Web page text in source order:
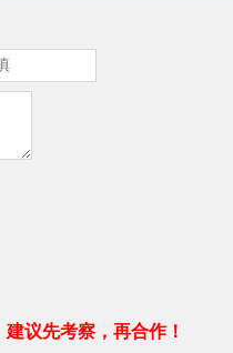
建议先考察，再合作！